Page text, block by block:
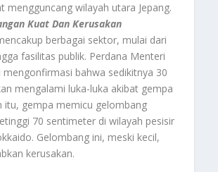
mengguncang wilayah utara Jepang.
Kuat Dan Kerusakan
berbagai sektor, mulai dari
fasilitas publik. Perdana Menteri
mengonfirmasi bahwa sedikitnya 30
mengalami luka-luka akibat gempa
itu, gempa memicu gelombang
70 sentimeter di wilayah pesisir
Gelombang ini, meski kecil,
kerusakan.